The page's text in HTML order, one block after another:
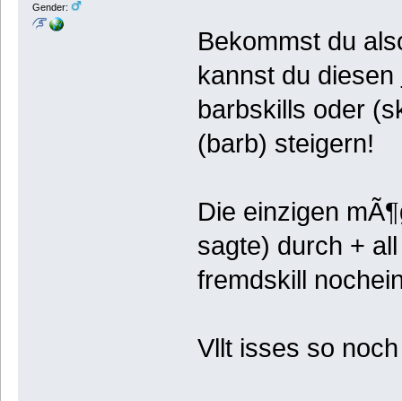
Gender:
Bekommst du
kannst du diesen
barbskills oder
(barb) steigern!
Die einzigen
sagte) durch +
fremdskill
Vllt isses so